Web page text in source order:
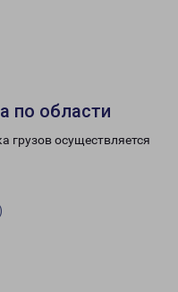
по области
грузов осуществляется